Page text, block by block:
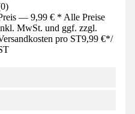
0)
— 9,99 € * Alle Preise
MwSt. und ggf. zzgl.
pro ST9,99 €*/